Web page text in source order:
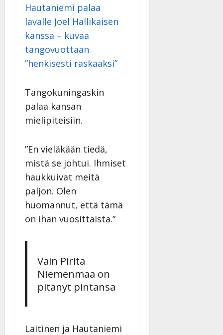
Hautaniemi palaa
lavalle Joel Hallikaisen
kanssa – kuvaa
tangovuottaan
”henkisesti raskaaksi”
Tangokuningaskin
palaa kansan
mielipiteisiin.
”En vieläkään tiedä,
mistä se johtui. Ihmiset
haukkuivat meitä
paljon. Olen
huomannut, että tämä
on ihan vuosittaista.”
Vain Pirita
Niemenmaa on
pitänyt pintansa
Laitinen ja Hautaniemi